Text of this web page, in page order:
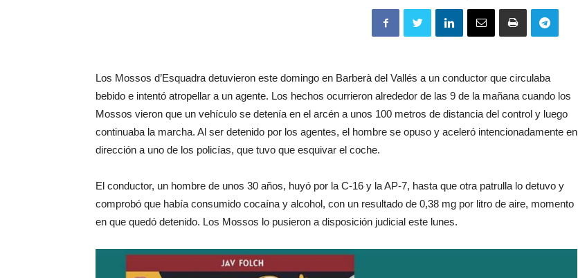
Los Mossos d’Esquadra detuvieron este domingo en Barberà del Vallés a un conductor que circulaba
bebido e intentó atropellar a un agente. Los hechos ocurrieron alrededor de las 9 de la mañana cuando los
Mossos vieron que un vehículo se detenía en el arcén a unos 100 metros de distancia del control y luego
continuaba la marcha. Al ser detenido por los agentes, el hombre se opuso y aceleró intencionadamente en
dirección a uno de los policías, que tuvo que esquivar el coche.
El conductor, un hombre de unos 30 años, huyó por la C-16 y la AP-7, hasta que otra patrulla lo detuvo y
comprobó que había consumido cocaína y alcohol, con un resultado de 0,38 mg por litro de aire, momento
en que quedó detenido. Los Mossos lo pusieron a disposición judicial este lunes.